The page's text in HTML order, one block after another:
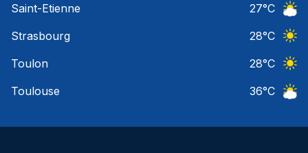
Saint-Etienne
27°C
Strasbourg
28°C
Toulon
28°C
Toulouse
36°C